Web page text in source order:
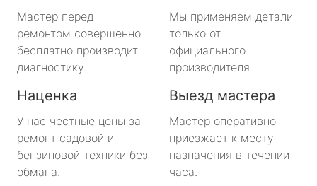
Мастер перед
ремонтом совершенно
бесплатно производит
диагностику.
Мы применяем детали
только от
официального
производителя.
Наценка
У нас честные цены за
ремонт садовой и
бензиновой техники без
обмана.
Выезд мастера
Мастер оперативно
приезжает к месту
назначения в течении
часа.